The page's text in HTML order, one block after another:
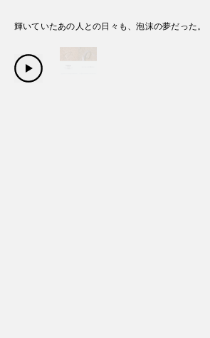
輝いていたあの人との日々も、泡沫の夢だった。